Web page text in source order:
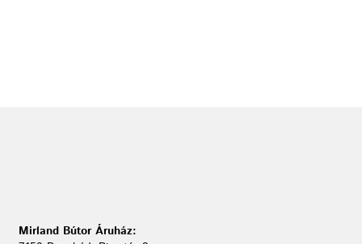
Mirland Bútor Áruház: